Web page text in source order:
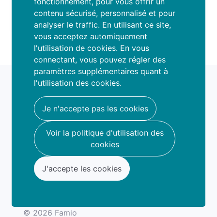
contenu sécurisé, personnalisé et pour
analyser le traffic. En utilisant ce site,
vous acceptez automiquement
l'utilisation de cookies. En vous
connectant, vous pouvez régler des
paramètres supplémentaires quant à
l'utilisation des cookies.
Je n'accepte pas les cookies
Voir la politique d'utilisation des
cookies
J'accepte les cookies
originales et adaptées à leur âge de 2,5
ans à 12 ans.
famio
hello@famio.be
A propos
Nous contacter
Conditions d'utilisation
© 2026 Famio